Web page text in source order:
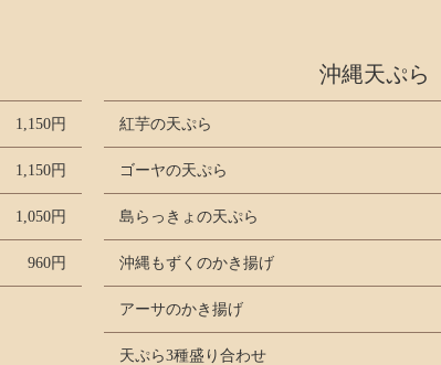
1,150円
1,150円
1,050円
960円
沖縄天ぷら
紅芋の天ぷら
ゴーヤの天ぷら
島らっきょの天ぷら
沖縄もずくのかき揚げ
アーサのかき揚げ
天ぷら3種盛り合わせ